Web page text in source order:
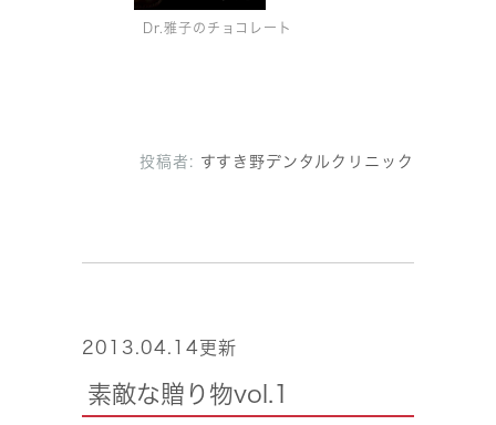
Dr.雅子のチョコレート
投稿者: すすき野デンタルクリニック
2013.04.14更新
素敵な贈り物vol.1